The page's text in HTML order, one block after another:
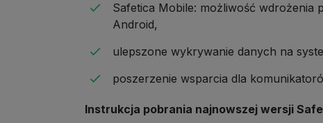
Safetica Mobile: możliwość wdrożenia
Android,
ulepszone wykrywanie danych na
poszerzenie wsparcia dla
Instrukcja pobrania najnowszej wersji